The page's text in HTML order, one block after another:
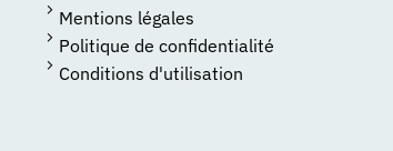
Mentions légales
Politique de confidentialité
Conditions d'utilisation